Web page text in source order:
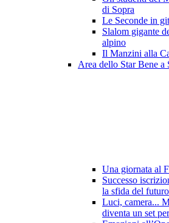
di Sopra
Le Seconde in
Slalom gigante
alpino
Il Manzini alla
Area dello Star Bene a
Una giornata al
Successo
la sfida del futuro
Luci, camera...
diventa un set